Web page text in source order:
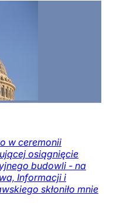
w ceremonii
osiągnięcie
budowli - na
Informacji i
skłoniło mnie